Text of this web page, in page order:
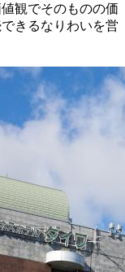
観でそのものの価
きるなりわいを営